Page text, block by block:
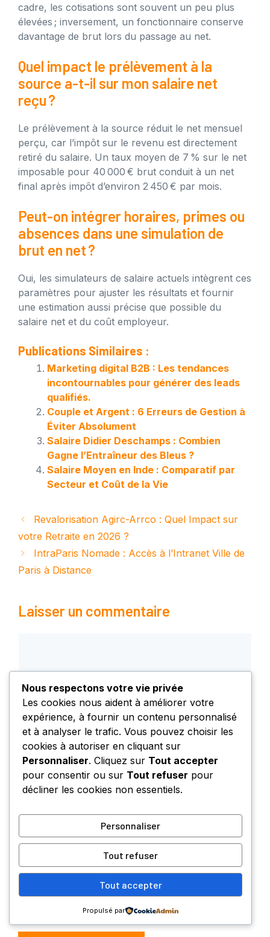
cadre, les cotisations sont souvent un peu plus
élevées ; inversement, un fonctionnaire conserve
davantage de brut lors du passage au net.
Quel impact le prélèvement à la
source a-t-il sur mon salaire net
reçu ?
Le prélèvement à la source réduit le net mensuel
perçu, car l’impôt sur le revenu est directement
retiré du salaire. Un taux moyen de 7 % sur le net
imposable pour 40 000 € brut conduit à un net
final après impôt d’environ 2 450 € par mois.
Peut-on intégrer horaires, primes ou
absences dans une simulation de
brut en net ?
Oui, les simulateurs de salaire actuels intègrent ces
paramètres pour ajuster les résultats et fournir
une estimation aussi précise que possible du
salaire net et du coût employeur.
Publications Similaires :
Marketing digital B2B : Les tendances
incontournables pour générer des leads
qualifiés.
Couple et Argent : 6 Erreurs de Gestion à
Éviter Absolument
Salaire Didier Deschamps : Combien
Gagne l’Entraîneur des Bleus ?
Salaire Moyen en Inde : Comparatif par
Secteur et Coût de la Vie
Revalorisation Agirc-Arrco : Quel Impact sur
votre Retraite en 2026 ?
IntraParis Nomade : Accès à l’Intranet Ville de
Paris à Distance
Laisser un commentaire
Nom
E-
Site
Enregistrer mon nom, mon e-mail et mon site
dans le navigateur pour mon prochain
commentaire.
Nous respectons votre vie privée
Les cookies nous aident à améliorer votre
expérience, à fournir un contenu personnalisé
et à analyser le trafic. Vous pouvez choisir les
cookies à autoriser en cliquant sur
Personnaliser. Cliquez sur Tout accepter
pour consentir ou sur Tout refuser pour
décliner les cookies non essentiels.
Personnaliser
Tout refuser
Tout accepter
Propulsé par